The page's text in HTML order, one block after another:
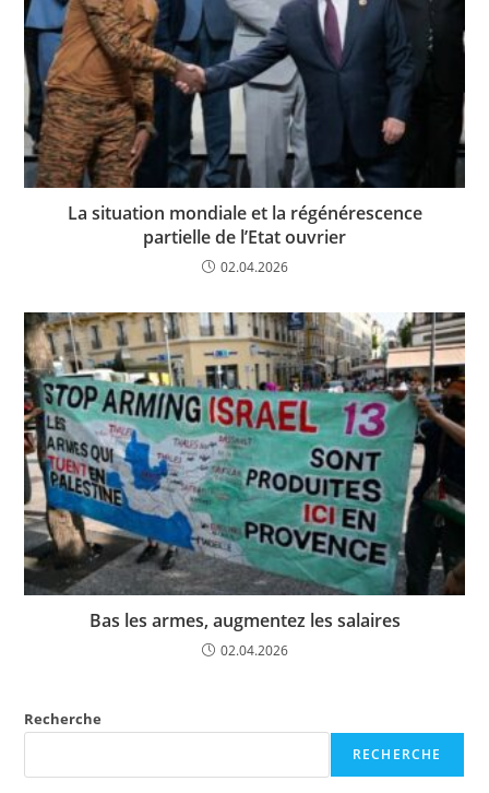
La situation mondiale et la régénérescence
partielle de l’Etat ouvrier
02.04.2026
Bas les armes, augmentez les salaires
02.04.2026
Recherche
RECHERCHE